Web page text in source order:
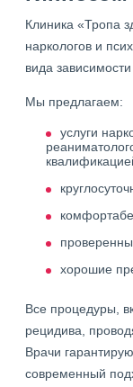
Клиника «Тропа
наркологов и
вида
Мы предлагаем:
услуги
хорошие
Все процедуры,
рецидива,
Врачи
современный